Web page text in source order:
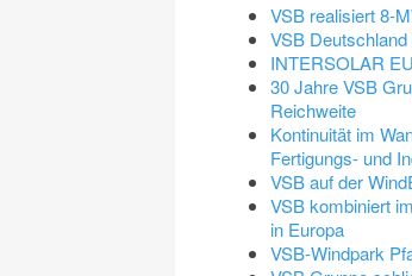
VSB realisiert 8-
VSB
INTERSOLAR
30 Jahre VSB
Reichweite
Kontinuität im
Fertigungs- und
VSB auf der
VSB kombiniert
in Europa
VSB-Windpark